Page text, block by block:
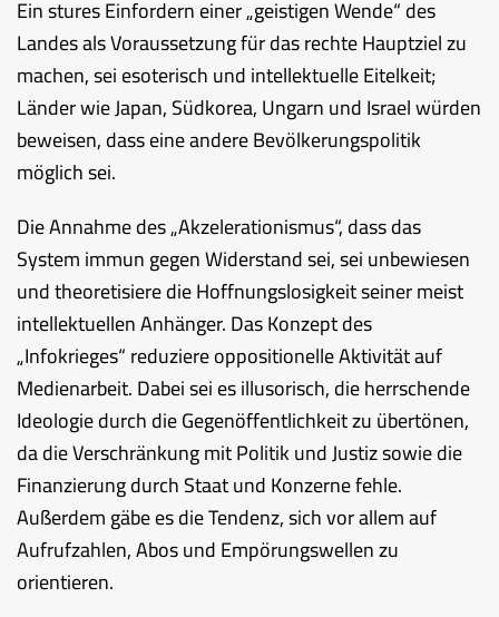
Ein stures Einfordern einer „geistigen Wende“ des
Landes als Voraussetzung für das rechte Hauptziel zu
machen, sei esoterisch und intellektuelle Eitelkeit;
Länder wie Japan, Südkorea, Ungarn und Israel würden
beweisen, dass eine andere Bevölkerungspolitik
möglich sei.
Die Annahme des „Akzelerationismus“, dass das
System immun gegen Widerstand sei, sei unbewiesen
und theoretisiere die Hoffnungslosigkeit seiner meist
intellektuellen Anhänger. Das Konzept des
„Infokrieges“ reduziere oppositionelle Aktivität auf
Medienarbeit. Dabei sei es illusorisch, die herrschende
Ideologie durch die Gegenöffentlichkeit zu übertönen,
da die Verschränkung mit Politik und Justiz sowie die
Finanzierung durch Staat und Konzerne fehle.
Außerdem gäbe es die Tendenz, sich vor allem auf
Aufrufzahlen, Abos und Empörungswellen zu
orientieren.